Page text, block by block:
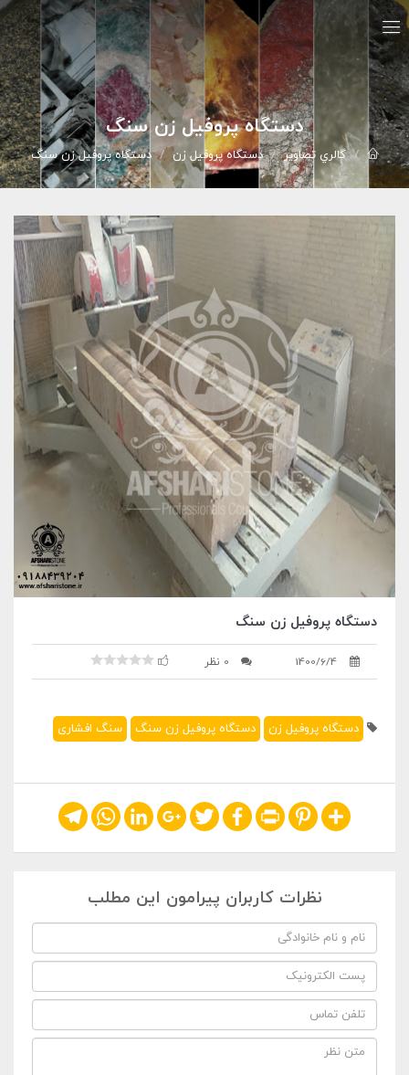
دستگاه پروفیل زن سنگ
گالري تصاوير دستگاه پروفیل زن دستگاه پروفیل زن سنگ
دستگاه پروفیل زن سنگ
1400/6/4 0 نظر
دستگاه پروفیل زن دستگاه پروفیل زن سنگ سنگ افشاری
Share
Pinterest
Print
Facebook
Twitter
Google+
LinkedIn
WhatsApp
Telegram
نظرات کاربران پیرامون این مطلب